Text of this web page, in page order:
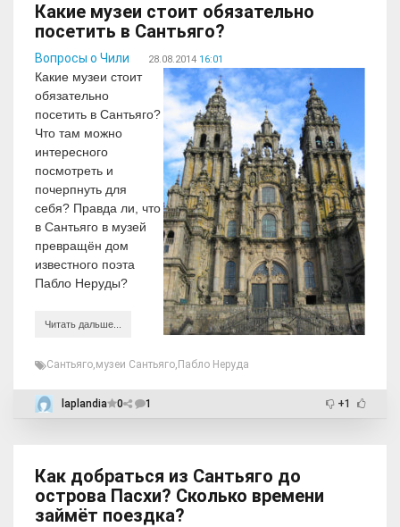
Какие музеи стоит обязательно
посетить в Сантьяго?
Вопросы о Чили 28.08.2014 16:01
Какие музеи стоит
обязательно
посетить в Сантьяго?
Что там можно
интересного
посмотреть и
почерпнуть для
себя? Правда ли, что
в Сантьяго в музей
превращён дом
известного поэта
Пабло Неруды?
Читать дальше...
Сантьяго,музеи Сантьяго, Пабло Неруда
laplandia 0 1 +1
Как добраться из Сантьяго до
острова Пасхи? Сколько времени
займёт поездка?